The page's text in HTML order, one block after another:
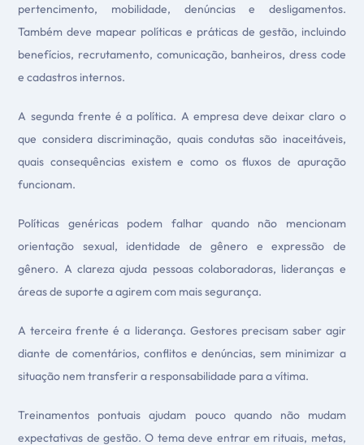
pertencimento, mobilidade, denúncias e desligamentos.
Também deve mapear políticas e práticas de gestão, incluindo
benefícios, recrutamento, comunicação, banheiros, dress code
e cadastros internos.
A segunda frente é a política. A empresa deve deixar claro o
que considera discriminação, quais condutas são inaceitáveis,
quais consequências existem e como os fluxos de apuração
funcionam.
Políticas genéricas podem falhar quando não mencionam
orientação sexual, identidade de gênero e expressão de
gênero. A clareza ajuda pessoas colaboradoras, lideranças e
áreas de suporte a agirem com mais segurança.
A terceira frente é a liderança. Gestores precisam saber agir
diante de comentários, conflitos e denúncias, sem minimizar a
situação nem transferir a responsabilidade para a vítima.
Treinamentos pontuais ajudam pouco quando não mudam
expectativas de gestão. O tema deve entrar em rituais, metas,